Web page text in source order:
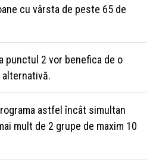
cu vârsta de peste 65 de
punctul 2 vor benefica de o
astfel încât simultan
mult de 2 grupe de maxim 10